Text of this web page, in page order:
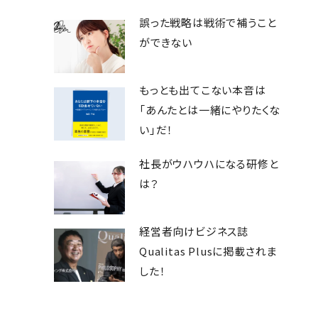
誤った戦略は戦術で補うこと
ができない
もっとも出てこない本音は
「あんたとは一緒にやりたくな
い」だ！
社長がウハウハになる研修と
は？
経営者向けビジネス誌
Qualitas Plusに掲載されま
した！